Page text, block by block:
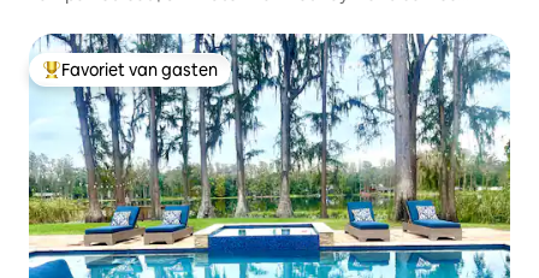
Topfavoriet van gasten
Favoriet van gasten